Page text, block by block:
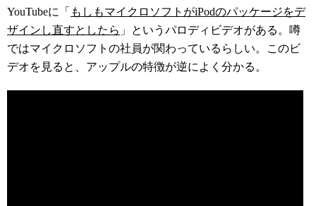
YouTubeに「 もしもマイクロソフトがiPodのパッケージをデ
ザインし直すとしたら 」というパロディビデオがある。噂
ではマイクロソフトの社員が関わっているらしい。このビ
デオを見ると、アップルの特徴が逆によく分かる。